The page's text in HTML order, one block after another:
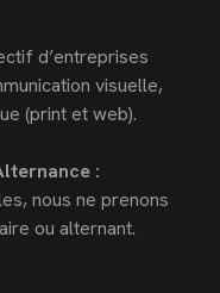
d’entreprises
visuelle,
(print et web).
:
nous ne prenons
ou alternant.